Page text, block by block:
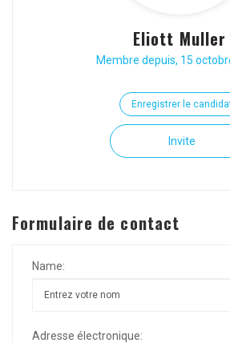
Eliott Muller
Membre depuis, 15
Enregistrer le
Invite
Formulaire de contact
Name:
Adresse électronique: